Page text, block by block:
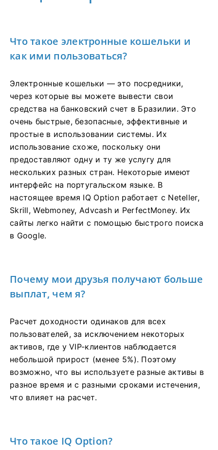
Что такое электронные кошельки и
как ими пользоваться?
Электронные кошельки — это посредники,
через которые вы можете вывести свои
средства на банковский счет в Бразилии. Это
очень быстрые, безопасные, эффективные и
простые в использовании системы. Их
использование схоже, поскольку они
предоставляют одну и ту же услугу для
нескольких разных стран. Некоторые имеют
интерфейс на португальском языке. В
настоящее время IQ Option работает с Neteller,
Skrill, Webmoney, Advcash и PerfectMoney. Их
сайты легко найти с помощью быстрого поиска
в Google.
Почему мои друзья получают больше
выплат, чем я?
Расчет доходности одинаков для всех
пользователей, за исключением некоторых
активов, где у VIP-клиентов наблюдается
небольшой прирост (менее 5%). Поэтому
возможно, что вы используете разные активы в
разное время и с разными сроками истечения,
что влияет на расчет.
Что такое IQ Option?